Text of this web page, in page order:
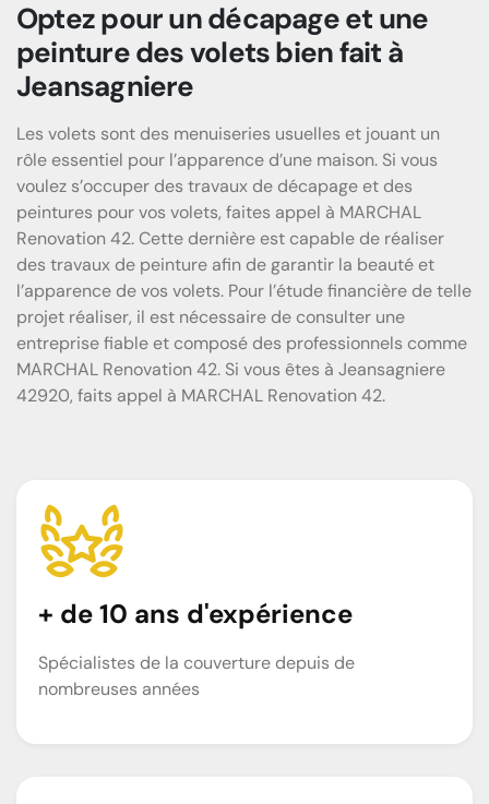
Optez pour un décapage et une
peinture des volets bien fait à
Jeansagniere
Les volets sont des menuiseries usuelles et jouant un
rôle essentiel pour l’apparence d’une maison. Si vous
voulez s’occuper des travaux de décapage et des
peintures pour vos volets, faites appel à MARCHAL
Renovation 42. Cette dernière est capable de réaliser
des travaux de peinture afin de garantir la beauté et
l’apparence de vos volets. Pour l’étude financière de telle
projet réaliser, il est nécessaire de consulter une
entreprise fiable et composé des professionnels comme
MARCHAL Renovation 42. Si vous êtes à Jeansagniere
42920, faits appel à MARCHAL Renovation 42.
+ de 10 ans d'expérience
Spécialistes de la couverture depuis de
nombreuses années